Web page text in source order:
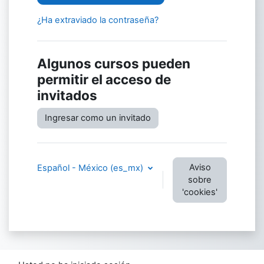
¿Ha extraviado la contraseña?
Algunos cursos pueden
permitir el acceso de
invitados
Ingresar como un invitado
Español - México ‎(es_mx)‎
Aviso
sobre
'cookies'